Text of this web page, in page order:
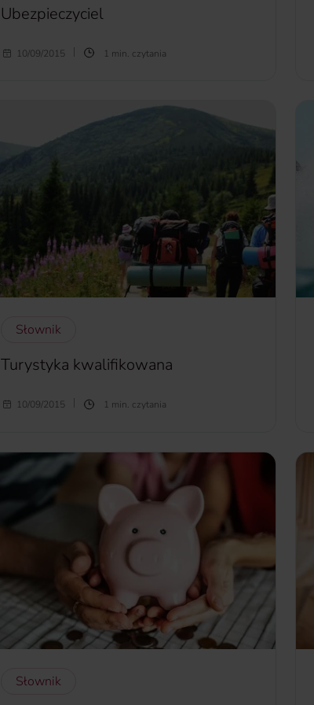
Ubezpieczyciel
Ubezpieczyciel - zakład ubezpieczeń, towarzystwo
ubezpieczeniową na wypadek zajścia określonych
10/09/2015 1 min. czytania
Słownik
Turystyka kwalifikowana
Turystyka kwalifikowana– wypoczynek połączony z
a także poznania atrakcji turystycznych, uprawiany
na oznakowanych szlakach, trasach, wyznaczonych
akwenach, wymagający umiejętności posługiwania
się sprzętem sportowym, uprawiany indywidualnie
lub zespołowo, w grupach nieformalnych lub
zorganizowanych; do kategorii turystyki
kwalifikowanej należy: jazda na rowerze, pływanie
żaglówką, kajakiem i rowerem wodnym, jazda na
wielbłądzie, uczestnictwo w jeep-safari,
wędkarstwo, wędrówki po górach do 3000 m n.p.m.
bez użycia sprzętu wspinaczkowego,
zabezpieczającego i asekuracyjnego, żeglarstwo do
20 mil morskich od brzegu w charakterze załogi.
więcej...
10/09/2015 1 min. czytania
Słownik